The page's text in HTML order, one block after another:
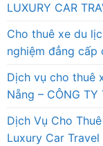
LUXURY CAR
Cho thuê xe du
nghiệm đẳng cấp
Dịch vụ cho thuê
Nẵng – CÔNG TY
Dịch Vụ Cho
Luxury Car Travel